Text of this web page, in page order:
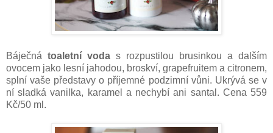
Báječná toaletní voda s rozpustilou brusinkou a dalším
ovocem jako lesní jahodou, broskví, grapefruitem a citronem,
splní vaše představy o příjemné podzimní vůni. Ukrývá se v
ní sladká vanilka, karamel a nechybí ani santal. Cena 559
Kč/50 ml.